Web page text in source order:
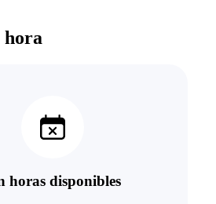
hora
horas disponibles